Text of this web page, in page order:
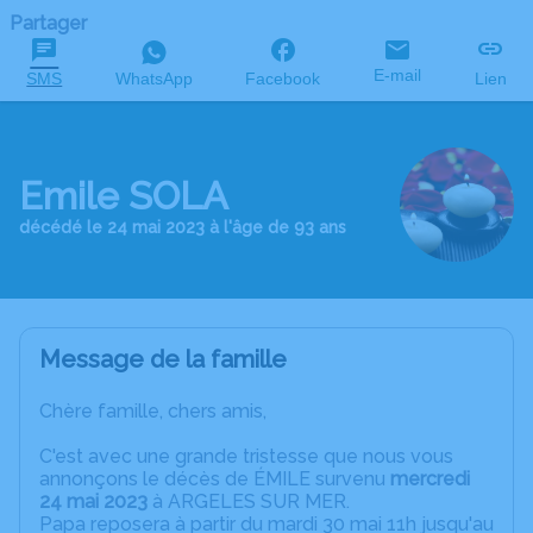
Partager
SMS WhatsApp Facebook E-mail Lien
Emile SOLA
décédé le 24 mai 2023 à l'âge de 93 ans
Message de la famille
Chère famille, chers amis,
C'est avec une grande tristesse que nous vous
annonçons le décès de ÉMILE survenu mercredi
24 mai 2023 à ARGELES SUR MER.
Papa reposera à partir du mardi 30 mai 11h jusqu'au